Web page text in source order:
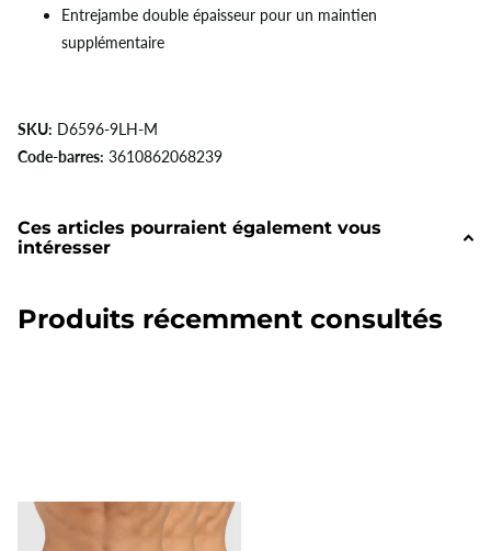
Entrejambe double épaisseur pour un maintien
supplémentaire
SKU: D6596-9LH-M
Code-barres: 3610862068239
Ces articles pourraient également vous
intéresser
Produits récemment consultés